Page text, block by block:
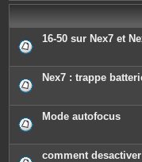
16-50 sur Nex7 et
Nex7 : trappe
Mode autofocus
comment